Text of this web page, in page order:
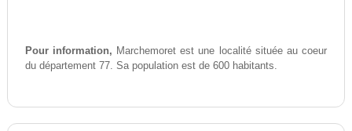
Pour information, Marchemoret est une localité située au coeur
du département 77. Sa population est de 600 habitants.